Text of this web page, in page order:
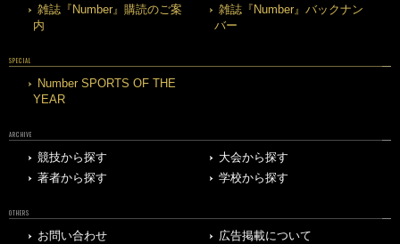
雑誌『Number』購読のご案
内
雑誌『Number』バックナン
バー
SPECIAL
Number SPORTS OF THE
YEAR
ARCHIVE
競技から探す
大会から探す
著者から探す
学校から探す
OTHERS
お問い合わせ 広告掲載について